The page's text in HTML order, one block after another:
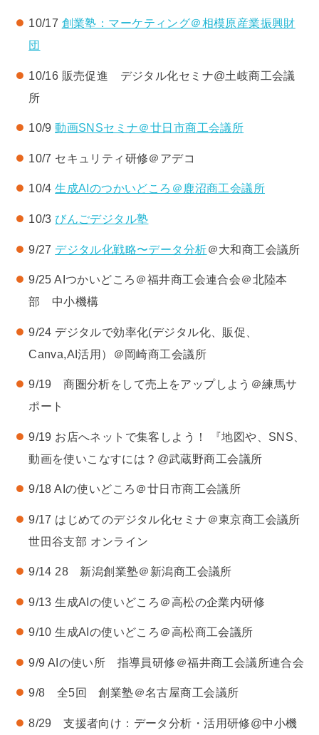
10/17 創業塾：マーケティング＠相模原産業振興財
団
10/16 販売促進 デジタル化セミナ@土岐商工会議
所
10/9動画SNSセミナ＠廿日市商工会議所
10/7 セキュリティ研修＠アデコ
10/4生成AIのつかいどころ＠鹿沼商工会議所
10/3 びんごデジタル塾
9/27 デジタル化戦略〜データ分析＠大和商工会議所
9/25 AIつかいどころ＠福井商工会連合会＠北陸本
部 中小機構
9/24 デジタルで効率化(デジタル化、販促、
Canva,AI活用）＠岡崎商工会議所
9/19 商圏分析をして売上をアップしよう＠練馬サ
ポート
9/19 お店へネットで集客しよう！ 『地図や、SNS、
動画を使いこなすには？@武蔵野商工会議所
9/18 AIの使いどころ＠廿日市商工会議所
9/17 はじめてのデジタル化セミナ＠東京商工会議所
世田谷支部 オンライン
9/14 28 新潟創業塾＠新潟商工会議所
9/13 生成AIの使いどころ＠高松の企業内研修
9/10 生成AIの使いどころ＠高松商工会議所
9/9 AIの使い所 指導員研修＠福井商工会議所連合会
9/8 全5回 創業塾＠名古屋商工会議所
8/29 支援者向け：データ分析・活用研修@中小機